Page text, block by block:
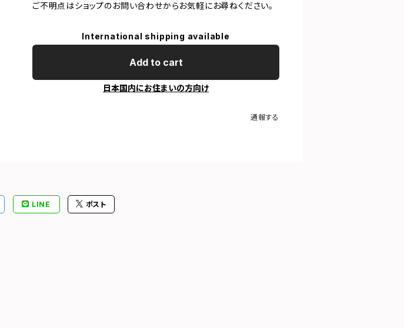
ご不明点はショップのお問い合わせからお気軽にお尋ねください。
International shipping available
Add to cart
日本国内にお住まいの方向け
通報する
LINE ポスト